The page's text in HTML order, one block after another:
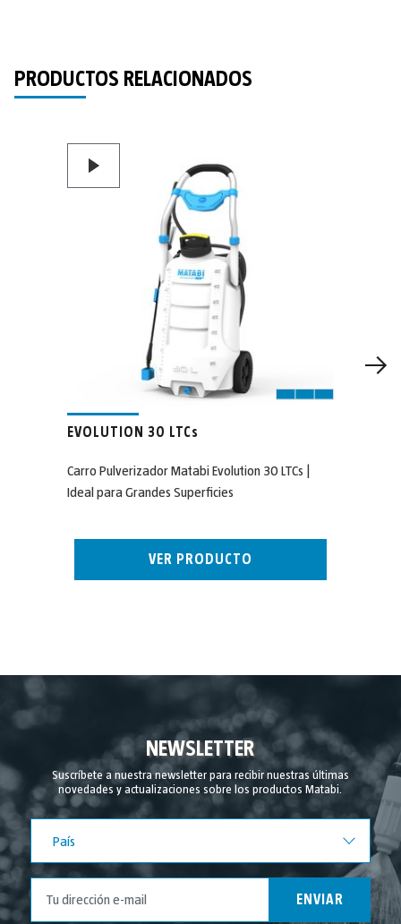
PRODUCTOS RELACIONADOS
EVOLUTION 30 LTCs
Carro Pulverizador Matabi Evolution 30 LTCs |
Ideal para Grandes Superficies
VER PRODUCTO
NEWSLETTER
Suscríbete a nuestra newsletter para recibir nuestras últimas
novedades y actualizaciones sobre los productos Matabi.
País
ENVIAR